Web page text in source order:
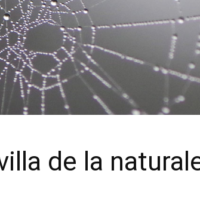
de la